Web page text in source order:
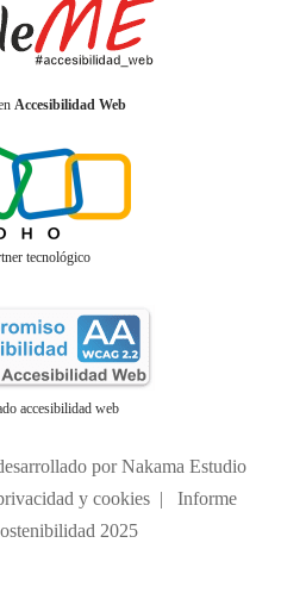
Accesibilidad Web
tecnológico
accesibilidad web
porNakama Estudio
y cookies| Informe
2025